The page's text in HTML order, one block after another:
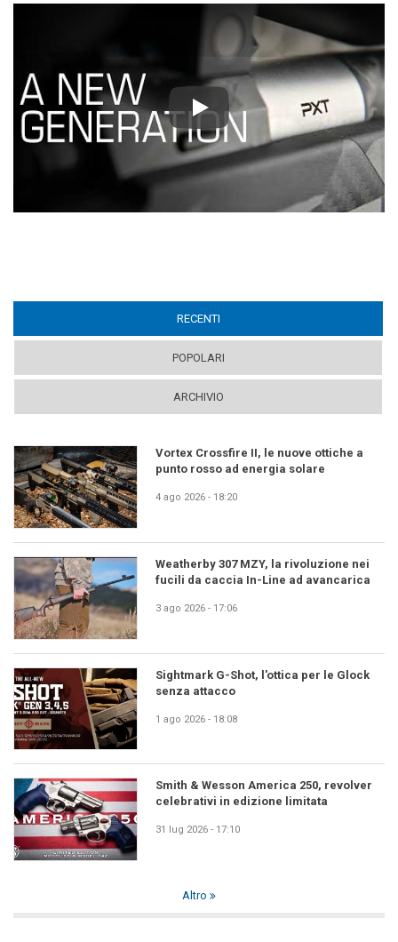
Play
RECENTI
POPOLARI
ARCHIVIO
Vortex Crossfire II, le nuove ottiche a
punto rosso ad energia solare
4 ago 2026 - 18:20
Weatherby 307 MZY, la rivoluzione nei
fucili da caccia In-Line ad avancarica
3 ago 2026 - 17:06
Sightmark G-Shot, l'ottica per le Glock
senza attacco
1 ago 2026 - 18:08
Smith & Wesson America 250, revolver
celebrativi in edizione limitata
31 lug 2026 - 17:10
Altro